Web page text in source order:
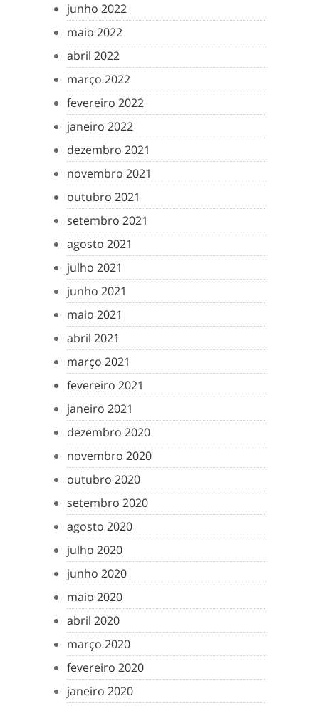
junho 2022
maio 2022
abril 2022
março 2022
fevereiro 2022
janeiro 2022
dezembro 2021
novembro 2021
outubro 2021
setembro 2021
agosto 2021
julho 2021
junho 2021
maio 2021
abril 2021
março 2021
fevereiro 2021
janeiro 2021
dezembro 2020
novembro 2020
outubro 2020
setembro 2020
agosto 2020
julho 2020
junho 2020
maio 2020
abril 2020
março 2020
fevereiro 2020
janeiro 2020